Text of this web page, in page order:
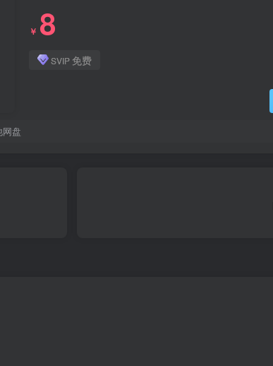
￥ 8
SVIP 免费
盘